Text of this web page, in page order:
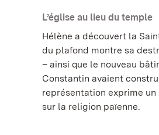
L’église au lieu du temple
Hélène a découvert la
du plafond montre sa
– ainsi que le nouveau
Constantin avaient
représentation exprime
sur la religion païenne.